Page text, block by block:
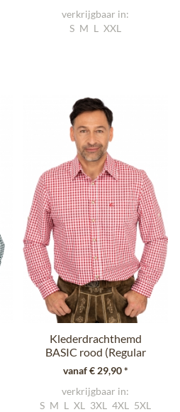
verkrijgbaar in:
S M L XXL
Klederdrachthemd
BASIC rood (Regular
Fit)
vanaf € 29,90 *
verkrijgbaar in:
S M L XL 3XL 4XL 5XL